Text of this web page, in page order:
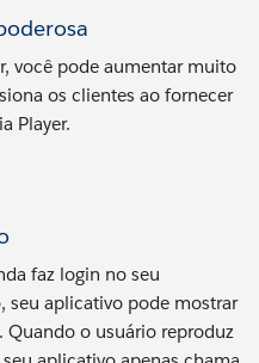
você pode aumentar muito
os clientes ao fornecer
Player.
faz login no seu
seu aplicativo pode mostrar
Quando o usuário reproduz